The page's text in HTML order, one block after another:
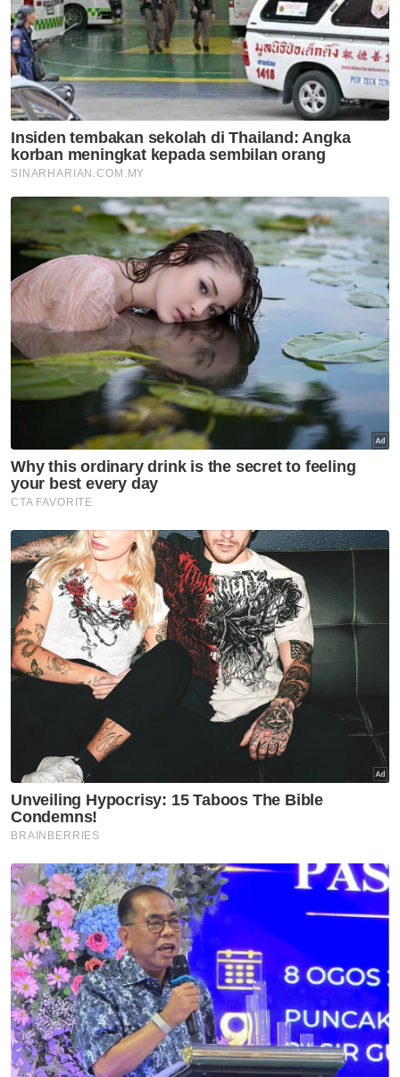
GLOBAL
Insiden tembakan sekolah di
Thailand: Angka korban
meningkat kepada sembilan
orang
GLOBAL
Trump syok sendiri, dakwa
dokumentari Melania ‘filem
nombor satu tahun ini’
GLOBAL
Nyamuk pembawa virus 'West
Nile' dikesan di Israel
GLOBAL
Korea Utara syor sup daging
anjing ketika gelombang haba
cecah 36.7 darjah Celsius